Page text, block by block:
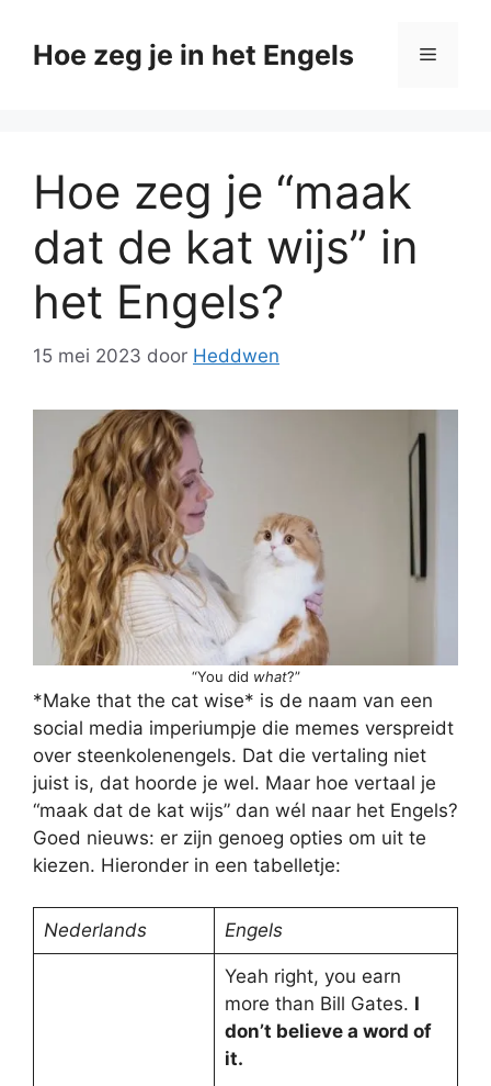
naarHoe zeg je in het Engels Menu
Hoe zeg je “maak
dat de kat wijs” in
het Engels?
15 mei 2023 door Heddwen
“You did what?”
*Make that the cat wise* is de naam van een
social media imperiumpje die memes verspreidt
over steenkolenengels. Dat die vertaling niet
juist is, dat hoorde je wel. Maar hoe vertaal je
“maak dat de kat wijs” dan wél naar het Engels?
Goed nieuws: er zijn genoeg opties om uit te
kiezen. Hieronder in een tabelletje:
Nederlands Engels
Yeah right, you earn
more than Bill Gates. I
don’t believe a word of
it.